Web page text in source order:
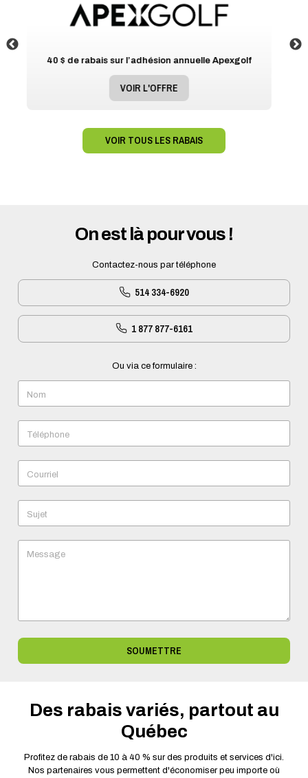
Jusqu’à 15% de rabais chez Choice Hotels
VOIR L'OFFRE
VOIR TOUS LES RABAIS
On est là pour vous !
Contactez-nous par téléphone
514 334-6920
1 877 877-6161
Ou via ce formulaire :
Nom
Téléphone
Courriel
Sujet
Message
SOUMETTRE
Des rabais variés, partout au
Québec
Profitez de rabais de 10 à 40 % sur des produits et services d'ici.
Nos partenaires vous permettent d'économiser peu importe où